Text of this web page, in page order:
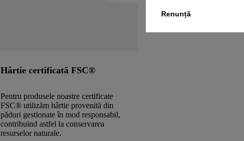
Renunță
Hârtie certificată FSC®
Pentru produsele noastre certificate
FSC® utilizăm hârtie provenită din
păduri gestionate în mod responsabil,
contribuind astfel la conservarea
resurselor naturale.